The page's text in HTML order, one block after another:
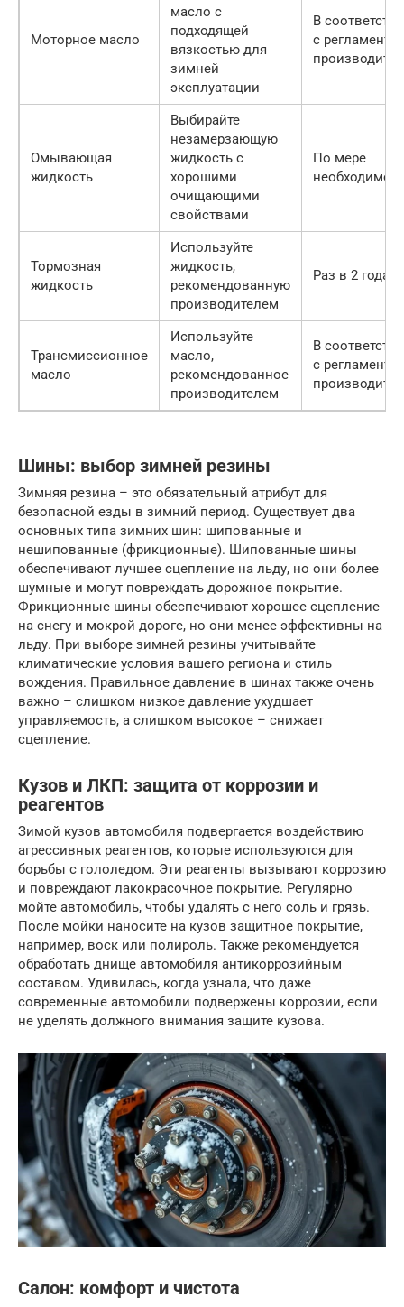
Моторное масло
масло с
подходящей
вязкостью для
зимней
эксплуатации
В
с
Омывающая
жидкость
Выбирайте
незамерзающую
жидкость с
хорошими
очищающими
свойствами
По мере
Тормозная
жидкость
Используйте
жидкость,
рекомендованную
производителем
Раз в 2 года
Трансмиссионное
масло
Используйте
масло,
рекомендованное
производителем
В
с
Шины: выбор зимней резины
Зимняя резина – это обязательный атрибут для
безопасной езды в зимний период. Существует два
основных типа зимних шин: шипованные и
нешипованные (фрикционные). Шипованные шины
обеспечивают лучшее сцепление на льду, но они более
шумные и могут повреждать дорожное покрытие.
Фрикционные шины обеспечивают хорошее сцепление
на снегу и мокрой дороге, но они менее эффективны на
льду. При выборе зимней резины учитывайте
климатические условия вашего региона и стиль
вождения. Правильное давление в шинах также очень
важно – слишком низкое давление ухудшает
управляемость, а слишком высокое – снижает
сцепление.
Кузов и ЛКП: защита от коррозии и
реагентов
Зимой кузов автомобиля подвергается воздействию
агрессивных реагентов, которые используются для
борьбы с гололедом. Эти реагенты вызывают коррозию
и повреждают лакокрасочное покрытие. Регулярно
мойте автомобиль, чтобы удалять с него соль и грязь.
После мойки наносите на кузов защитное покрытие,
например, воск или полироль. Также рекомендуется
обработать днище автомобиля антикоррозийным
составом. Удивилась, когда узнала, что даже
современные автомобили подвержены коррозии, если
не уделять должного внимания защите кузова.
Салон: комфорт и чистота